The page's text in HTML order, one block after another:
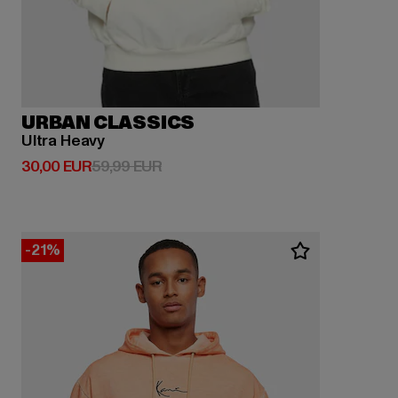
URBAN CLASSICS
Ultra Heavy
30,00 EUR
Derzeitiger Preis: 30,00 EUR
59,99 EURAktionspreis: 59,99 EUR
-21%